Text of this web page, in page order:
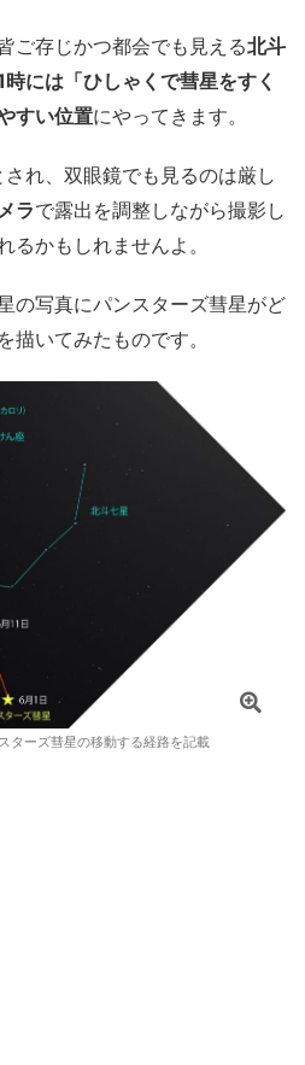
ご存じかつ都会でも見える北斗
時には「ひしゃくで彗星をすく
すい位置にやってきます。
され、双眼鏡でも見るのは厳し
ラで露出を調整しながら撮影し
るかもしれませんよ。
の写真にパンスターズ彗星がど
描いてみたものです。
ーズ彗星の移動する経路を記載